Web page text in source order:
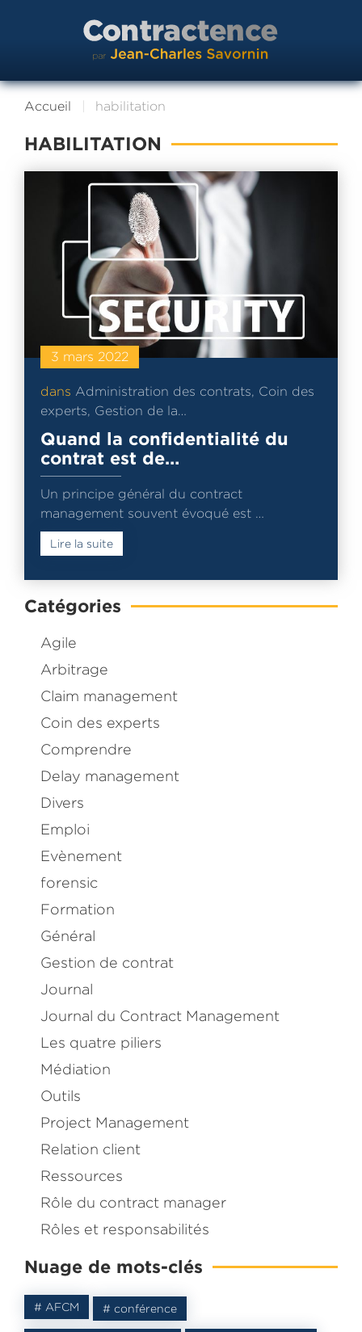
Accueil habilitation
HABILITATION
3 mars 2022
dans Administration des contrats, Coin des
experts, Gestion de la…
Quand la confidentialité du
contrat est de…
Un principe général du contract
management souvent évoqué est …
Lire la suite
Catégories
Agile
Arbitrage
Claim management
Coin des experts
Comprendre
Delay management
Divers
Emploi
Evènement
forensic
Formation
Général
Gestion de contrat
Journal
Journal du Contract Management
Les quatre piliers
Médiation
Outils
Project Management
Relation client
Ressources
Rôle du contract manager
Rôles et responsabilités
Nuage de mots-clés
# AFCM # conférence
entreprise dans lamise en place de son département
Inscrivez-vous et recevez le